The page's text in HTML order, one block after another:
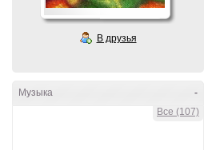
В друзья
-
Музыка
Все (107)